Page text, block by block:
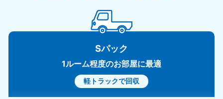
Sパック
1ルーム程度のお部屋に最適
軽トラックで回収